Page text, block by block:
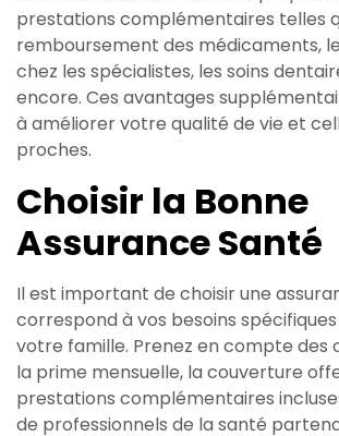
prestations complémentaires telles
remboursement des médicaments,
chez les spécialistes, les soins
encore. Ces avantages
à améliorer votre qualité de vie et
proches.
Choisir la Bonne
Assurance Santé
Il est important de choisir une
correspond à vos besoins
votre famille. Prenez en compte des
la prime mensuelle, la couverture
prestations complémentaires
de professionnels de la santé